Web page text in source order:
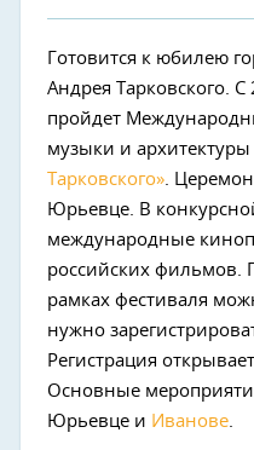
Готовится к юбилею
Андрея Тарковского.
пройдет
музыки и архитектуры
Тарковского».
Юрьевце. В
международные
российских фильмов.
рамках фестиваля
нужно
Регистрация
Основные
Юрьевце и Иванове.